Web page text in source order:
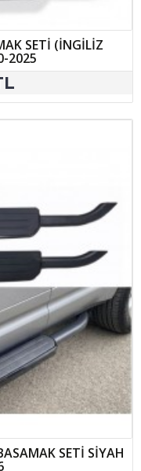
SETİ (İNGİLİZ
2025
SETİ SİYAH